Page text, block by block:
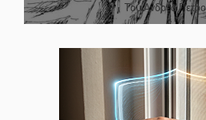
Του Ανδρέα